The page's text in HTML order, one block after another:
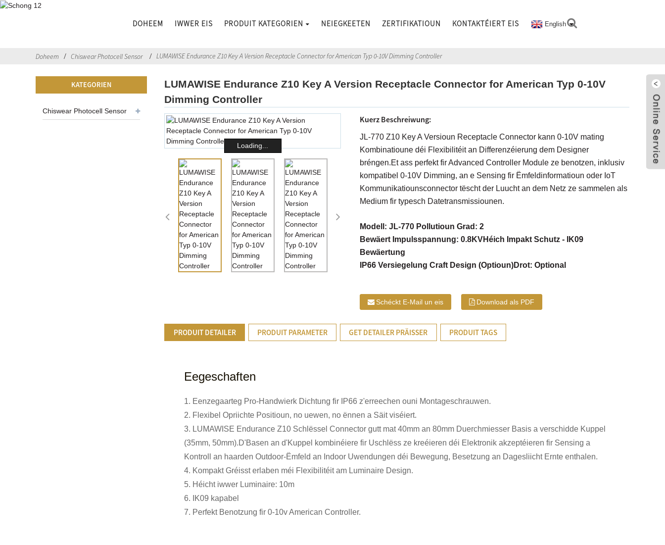
DOHEEM IWWER EIS PRODUIT KATEGORIEN NEIEGKEETEN ZERTIFIKATIOUN KONTAKTÉIERT EIS English
Doheem Chiswear Photocell Sensor LUMAWISE Endurance Z10 Key A Version Receptacle Connector for American Typ 0-10V Dimming Controller
KATEGORIEN
Chiswear Photocell Sensor
LUMAWISE Endurance Z10 Key A Version Receptacle Connector for American Typ 0-10V
Dimming Controller
Loading...
Kuerz Beschreiwung:
JL-770 Z10 Key A Versioun Receptacle Connector kann 0-10V mating
Kombinatioune déi Flexibilitéit an Differenzéierung dem Designer
bréngen.Et ass perfekt fir Advanced Controller Module ze benotzen, inklusiv
kompatibel 0-10V Dimming, an e Sensing fir Ëmfeldinformatioun oder IoT
Kommunikatiounsconnector tëscht der Luucht an dem Netz ze sammelen als
Medium fir typesch Datetransmissiounen.
Modell: JL-770 Pollutioun Grad: 2
Bewäert Impulsspannung: 0.8KVHéich Impakt Schutz - IK09
Bewäertung
IP66 Versiegelung Craft Design (Optioun)Drot: Optional
Schéckt E-Mail un eis Download als PDF
PRODUIT DETAILER PRODUIT PARAMETER GET DETAILER PRÄISSER PRODUIT TAGS
Eegeschaften
1. Eenzegaarteg Pro-Handwierk Dichtung fir IP66 z'erreechen ouni Montageschrauwen.
2. Flexibel Opriichte Positioun, no uewen, no ënnen a Säit viséiert.
3. LUMAWISE Endurance Z10 Schlëssel Connector gutt mat 40mm an 80mm Duerchmiesser Basis a verschidde Kuppel
(35mm, 50mm).D'Basen an d'Kuppel kombinéiere fir Uschlëss ze kreéieren déi Elektronik akzeptéieren fir Sensing a
Kontroll an haarden Outdoor-Ëmfeld an Indoor Uwendungen déi Bewegung, Besetzung an Dagesliicht Ernte enthalen.
4. Kompakt Gréisst erlaben méi Flexibilitéit am Luminaire Design.
5. Héicht iwwer Luminaire: 10m
6. IK09 kapabel
7. Perfekt Benotzung fir 0-10v American Controller.